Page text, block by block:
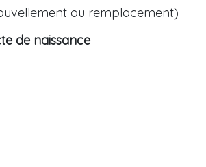
ou remplacement)
de naissance